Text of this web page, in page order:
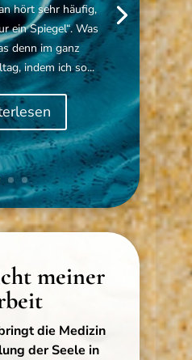
hört sehr häufig,
ein Spiegel“. Was
denn im ganz
indem ich so...
meiner
die Medizin
der Seele in